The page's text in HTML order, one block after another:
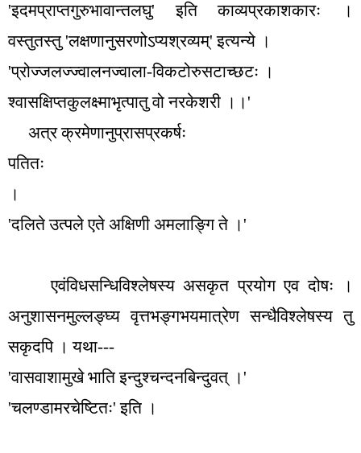
'इदमप्राप्तगुरुभावान्तलघु'इति काव्यप्रकाशकारः ।
वस्तुतस्तु'लक्षणानुसरणोऽप्यश्रव्यम्'इत्यन्ये ।
'प्रोज्जलज्ज्वालनज्वाला-विकटोरुसटाच्छटः ।
श्वासक्षिप्तकुलक्ष्माभृत्पातु वो नरकेशरी ।। '
अत्र क्रमेणानुप्रासप्रकर्षः
पतितः
।
'दलिते उत्पले एते अक्षिणी अमलाङ्गि ते । '
एवंविधसन्धिविश्लेषस्य असकृत प्रयोग एव दोषः ।
अनुशासनमुल्लङ्घ्य वृत्तभङ्गभयमात्रेण सन्धैविश्लेषस्य तु
सकृदपि । यथा---
'वासवाशामुखे भाति इन्दुश्चन्दनबिन्दुवत् । '
'चलण्डामरचेष्टितः'इति ।